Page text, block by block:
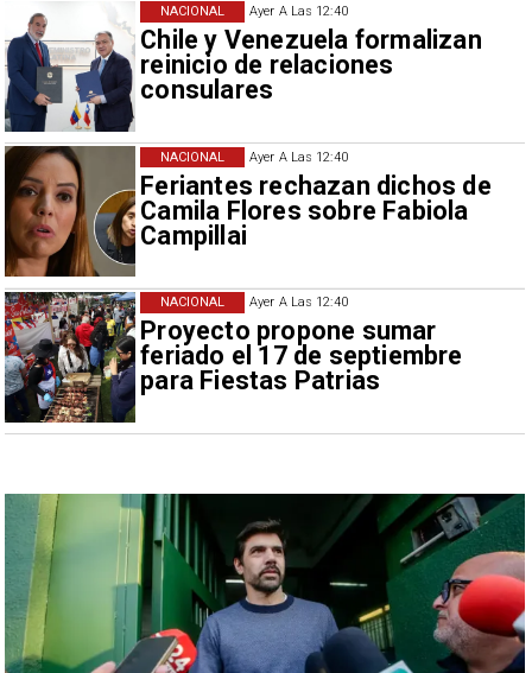
Ayer A Las 12:40
Chile y Venezuela formalizan
reinicio de relaciones
consulares
NACIONAL
Ayer A Las 12:40
Feriantes rechazan dichos de
Camila Flores sobre Fabiola
Campillai
NACIONAL
Ayer A Las 12:40
Proyecto propone sumar
feriado el 17 de septiembre
para Fiestas Patrias
NACIONAL